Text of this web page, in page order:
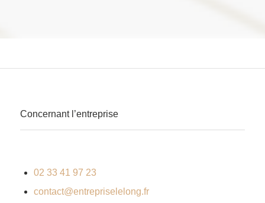
Concernant l’entreprise
02 33 41 97 23
contact@entrepriselelong.fr